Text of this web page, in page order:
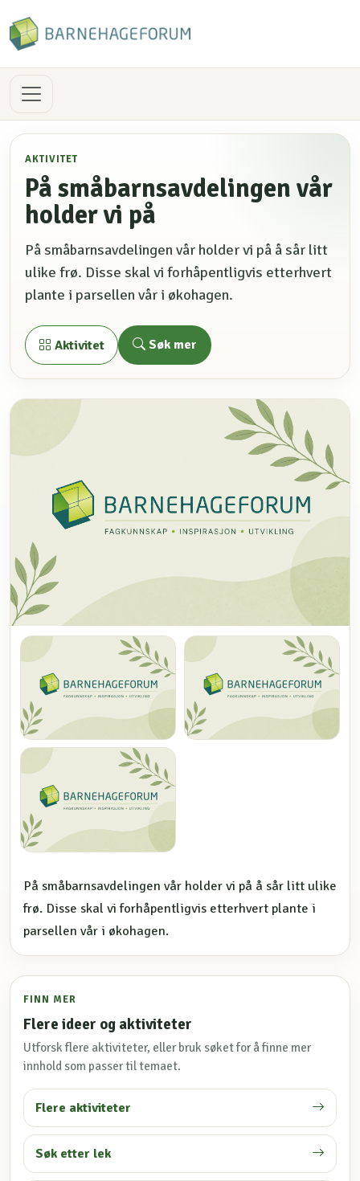
AKTIVITET
På småbarnsavdelingen vår
holder vi på
På småbarnsavdelingen vår holder vi på å sår litt
ulike frø. Disse skal vi forhåpentligvis etterhvert
plante i parsellen vår i økohagen.
Aktivitet Søk mer
På småbarnsavdelingen vår holder vi på å sår litt ulike
frø. Disse skal vi forhåpentligvis etterhvert plante i
parsellen vår i økohagen.
FINN MER
Flere ideer og aktiviteter
Utforsk flere aktiviteter, eller bruk søket for å finne mer
innhold som passer til temaet.
Flere aktiviteter
Søk etter lek